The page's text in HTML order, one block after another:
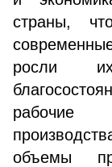
страны,
росли
рабочие
объемы